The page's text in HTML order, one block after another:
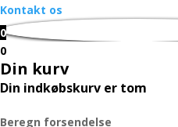
Kontakt os
0
0
Din kurv
Din indkøbskurv er tom
Beregn forsendelse